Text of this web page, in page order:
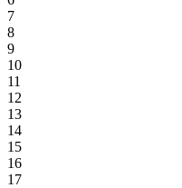
7
8
9
10
11
12
13
14
15
16
17